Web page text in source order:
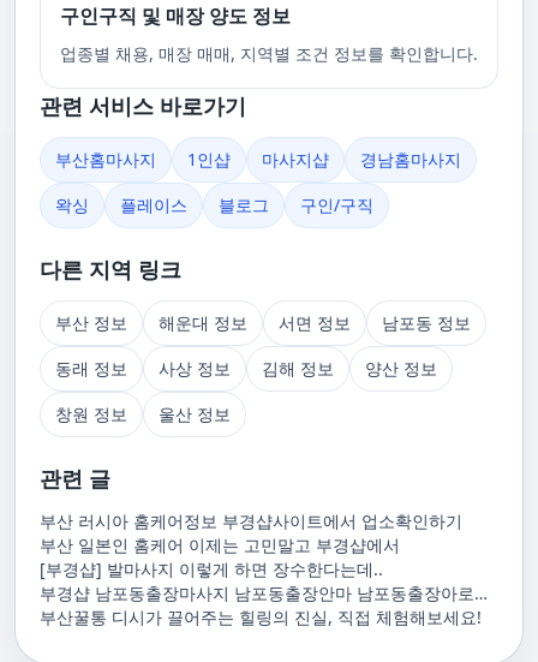
구인구직 및 매장 양도 정보
업종별 채용, 매장 매매, 지역별 조건 정보를 확인합니다.
관련 서비스 바로가기
부산홈마사지 1인샵 마사지샵
경남홈마사지
왁싱
플레이스 블로그 구인/구직
다른 지역 링크
부산 정보 해운대 정보 서면 정보
남포동 정보
동래 정보
사상 정보 김해 정보
양산 정보
창원 정보
울산 정보
관련 글
부산 러시아 홈케어정보 부경샵사이트에서 업소확인하기
부산 일본인 홈케어 이제는 고민말고 부경샵에서
[부경샵] 발마사지 이렇게 하면 장수한다는데..
부경샵 남포동출장마사지 남포동출장안마 남포동출장아로마
남포동홈마사지 남포동마사지출장
부산꿀통 디시가 끌어주는 힐링의 진실, 직접 체험해보세요!